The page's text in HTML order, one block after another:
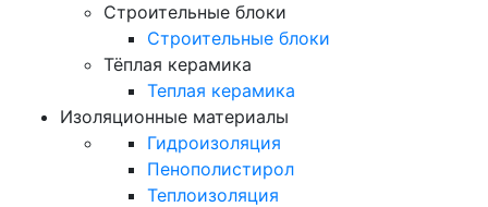
Строительные блоки
Строительные блоки
Тёплая керамика
Теплая керамика
Изоляционные материалы
Гидроизоляция
Пенополистирол
Теплоизоляция